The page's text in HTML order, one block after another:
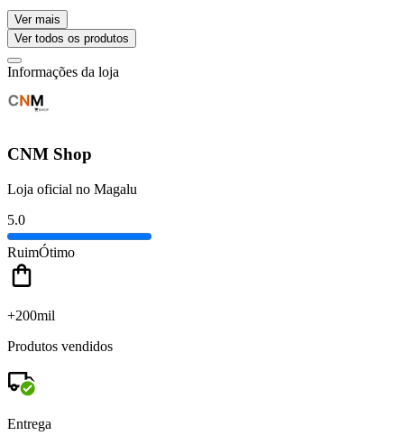
Ver mais
Ver todos os produtos
Informações da loja
CNM Shop
Loja oficial no Magalu
5.0
RuimÓtimo
+200mil
Produtos vendidos
Entrega